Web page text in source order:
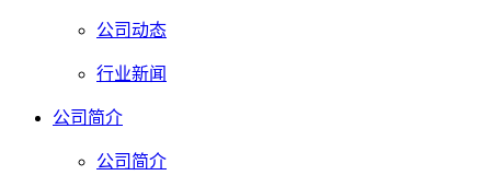
公司动态
行业新闻
公司简介
公司简介